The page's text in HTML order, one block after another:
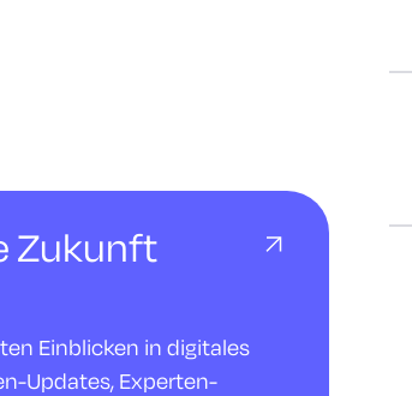
Zukunft
Einblicken in digitales
Updates, Experten-